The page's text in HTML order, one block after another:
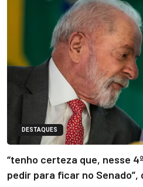
DESTAQUES
“tenho certeza que, nesse
pedir para ficar no Senado”,